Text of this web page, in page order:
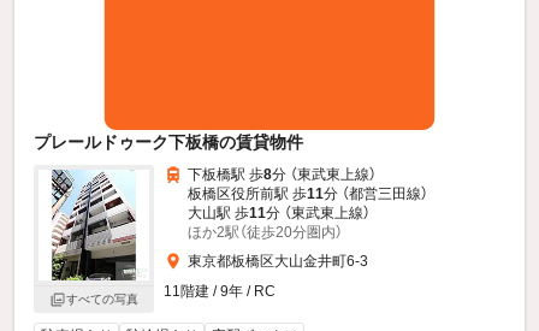
プレールドゥーク下板橋の賃貸物件
すべての写真
下板橋駅 歩8分 （東武東上線）
板橋区役所前駅 歩11分 （都営三田線）
大山駅 歩11分 （東武東上線）
ほか2駅（徒歩20分圏内）
東京都板橋区大山金井町6-3
11階建 / 9年 / RC